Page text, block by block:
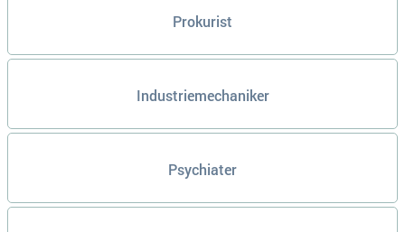
Prokurist
Industriemechaniker
Psychiater